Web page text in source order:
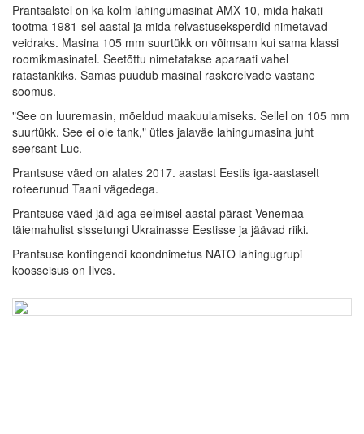
Prantsalstel on ka kolm lahingumasinat AMX 10, mida hakati
tootma 1981-sel aastal ja mida relvastuseksperdid nimetavad
veidraks. Masina 105 mm suurtükk on võimsam kui sama klassi
roomikmasinatel. Seetõttu nimetatakse aparaati vahel
ratastankiks. Samas puudub masinal raskerelvade vastane
soomus.
"See on luuremasin, mõeldud maakuulamiseks. Sellel on 105 mm
suurtükk. See ei ole tank," ütles jalaväe lahingumasina juht
seersant Luc.
Prantsuse väed on alates 2017. aastast Eestis iga-aastaselt
roteerunud Taani vägedega.
Prantsuse väed jäid aga eelmisel aastal pärast Venemaa
täiemahulist sissetungi Ukrainasse Eestisse ja jäävad riiki.
Prantsuse kontingendi koondnimetus NATO lahingugrupi
koosseisus on Ilves.